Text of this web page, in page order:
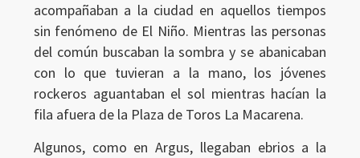
acompañaban a la ciudad en aquellos tiempos
sin fenómeno de El Niño. Mientras las personas
del común buscaban la sombra y se abanicaban
con lo que tuvieran a la mano, los jóvenes
rockeros aguantaban el sol mientras hacían la
fila afuera de la Plaza de Toros La Macarena.
Algunos, como en Argus, llegaban ebrios a la